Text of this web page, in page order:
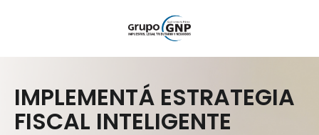
IMPLEMENTÁ ESTRATEGIA
FISCAL INTELIGENTE